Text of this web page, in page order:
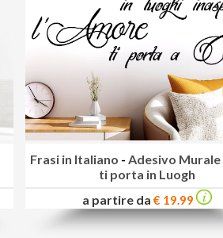
Frasi in Italiano - Adesivo Murale
ti porta in Luogh
a partire da € 19.99